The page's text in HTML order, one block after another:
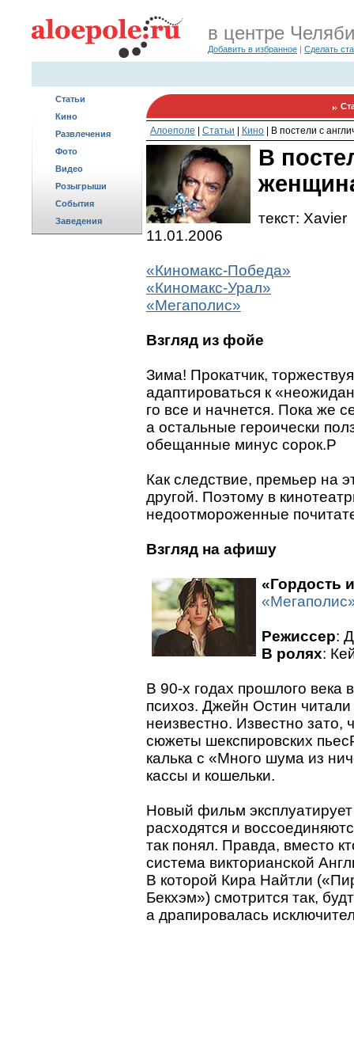
в центре
Добавить в избранное | Сделать
Статьи
Кино
Развлечения
Фото
Видео
Розыгрыши
События
Заведения
Алоеполе Статьи Кино В постели с
В
текст: Xavier
11.01.2006
«Киномакс-Победа»
«Киномакс-Урал»
«Мегаполис»
Взгляд из фойе
Зима! Прокатчик,
адаптироваться к
го все и начнется. Пока же
а остальные героически
обещанные минус сорок.P
Как следствие, премьер на
другой. Поэтому в
недоотмороженные
Взгляд на афишу
«Гордость
Режиссер:
В ролях:
В 90-х годах прошлого века
психоз. Джейн Остин
неизвестно. Известно
сюжеты шекспировских
калька с «Много шума из
кассы и кошельки.
Новый фильм
расходятся и
так понял. Правда, вместо
система викторианской
В которой Кира Найтли
Бекхэм») смотрится так,
а драпировалась